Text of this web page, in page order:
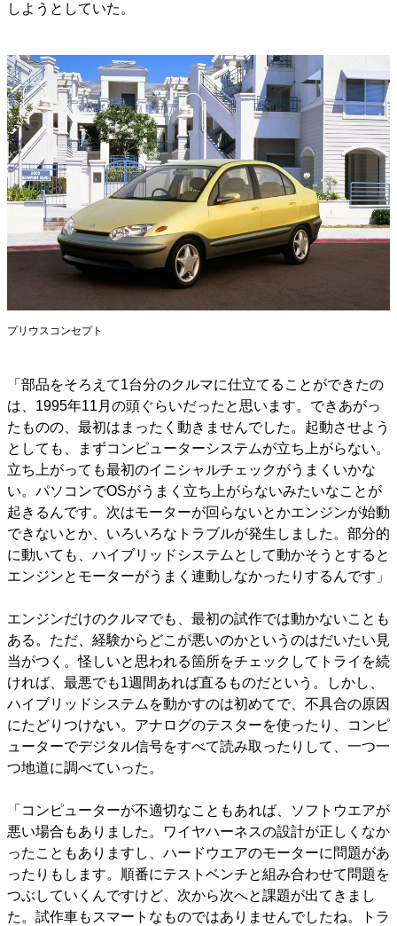
しようとしていた。
プリウスコンセプト
「部品をそろえて1台分のクルマに仕立てることができたの
は、1995年11月の頭ぐらいだったと思います。できあがっ
たものの、最初はまったく動きませんでした。起動させよう
としても、まずコンピューターシステムが立ち上がらない。
立ち上がっても最初のイニシャルチェックがうまくいかな
い。パソコンでOSがうまく立ち上がらないみたいなことが
起きるんです。次はモーターが回らないとかエンジンが始動
できないとか、いろいろなトラブルが発生しました。部分的
に動いても、ハイブリッドシステムとして動かそうとすると
エンジンとモーターがうまく連動しなかったりするんです」
エンジンだけのクルマでも、最初の試作では動かないことも
ある。ただ、経験からどこが悪いのかというのはだいたい見
当がつく。怪しいと思われる箇所をチェックしてトライを続
ければ、最悪でも1週間あれば直るものだという。しかし、
ハイブリッドシステムを動かすのは初めてで、不具合の原因
にたどりつけない。アナログのテスターを使ったり、コンピ
ューターでデジタル信号をすべて読み取ったりして、一つ一
つ地道に調べていった。
「コンピューターが不適切なこともあれば、ソフトウエアが
悪い場合もありました。ワイヤハーネスの設計が正しくなか
ったこともありますし、ハードウエアのモーターに問題があ
ったりもします。順番にテストベンチと組み合わせて問題を
つぶしていくんですけど、次から次へと課題が出てきまし
た。試作車もスマートなものではありませんでしたね。トラ